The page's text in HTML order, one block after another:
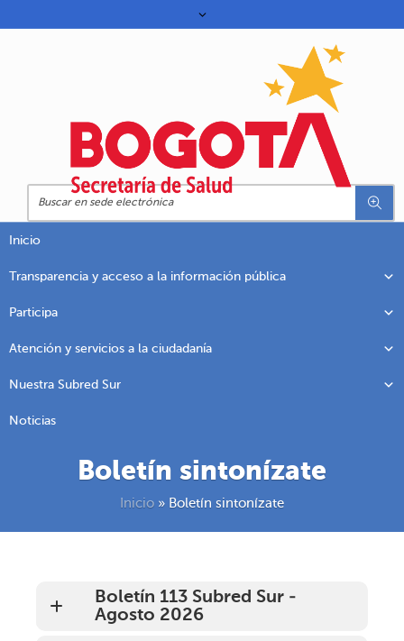
Inicio
Transparencia y acceso a la información pública
Participa
Atención y servicios a la ciudadanía
Nuestra Subred Sur
Noticias
Boletín sintonízate
Inicio » Boletín sintonízate
Boletín 113 Subred Sur -
Agosto 2026